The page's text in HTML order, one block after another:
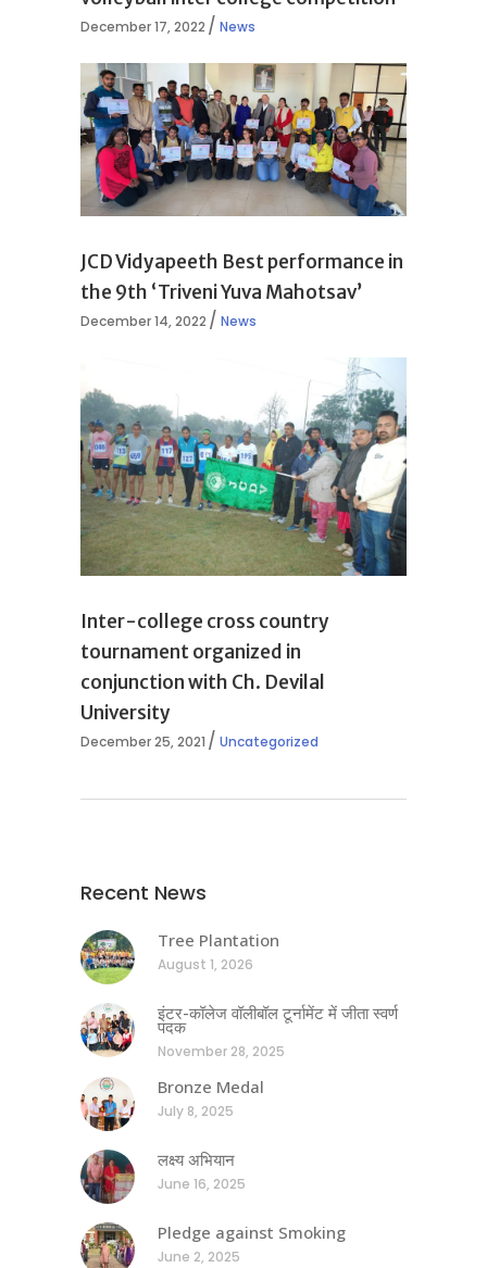
December 17, 2022 News
JCD Vidyapeeth Best performance in
the 9th ‘Triveni Yuva Mahotsav’
December 14, 2022 News
Inter-college cross country
tournament organized in
conjunction with Ch. Devilal
University
December 25, 2021 Uncategorized
Recent News
Tree Plantation
August 1, 2026
इंटर-कॉलेज वॉलीबॉल टूर्नामेंट में जीता स्वर्ण
पदक
November 28, 2025
Bronze Medal
July 8, 2025
लक्ष्य अभियान
June 16, 2025
Pledge against Smoking
June 2, 2025